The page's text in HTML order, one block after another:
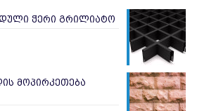
ჭერი გრილიატო
მოპირკეთება